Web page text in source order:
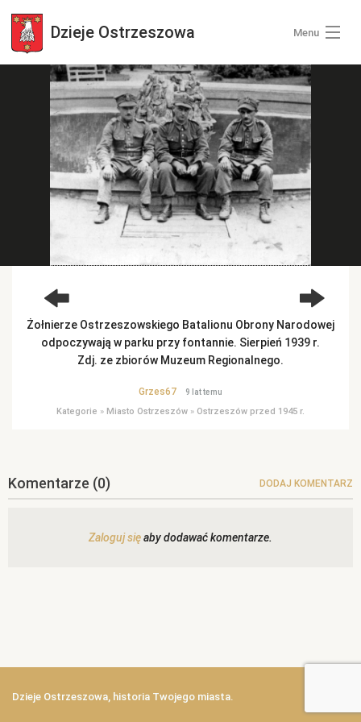
Dzieje Ostrzeszowa Menu
Wszystkie zdjęcia
Kategorie zdjęć
Zaloguj się
+ Dodaj zdjęcia
Żołnierze Ostrzeszowskiego Batalionu Obrony Narodowej
odpoczywają w parku przy fontannie. Sierpień 1939 r.
Zdj. ze zbiorów Muzeum Regionalnego.
Grzes67 9 lat temu
Kategorie » Miasto Ostrzeszów » Ostrzeszów przed 1945 r.
Komentarze (0) DODAJ KOMENTARZ
Zaloguj sięaby dodawać komentarze.
Dzieje Ostrzeszowa, historia Twojego miasta.